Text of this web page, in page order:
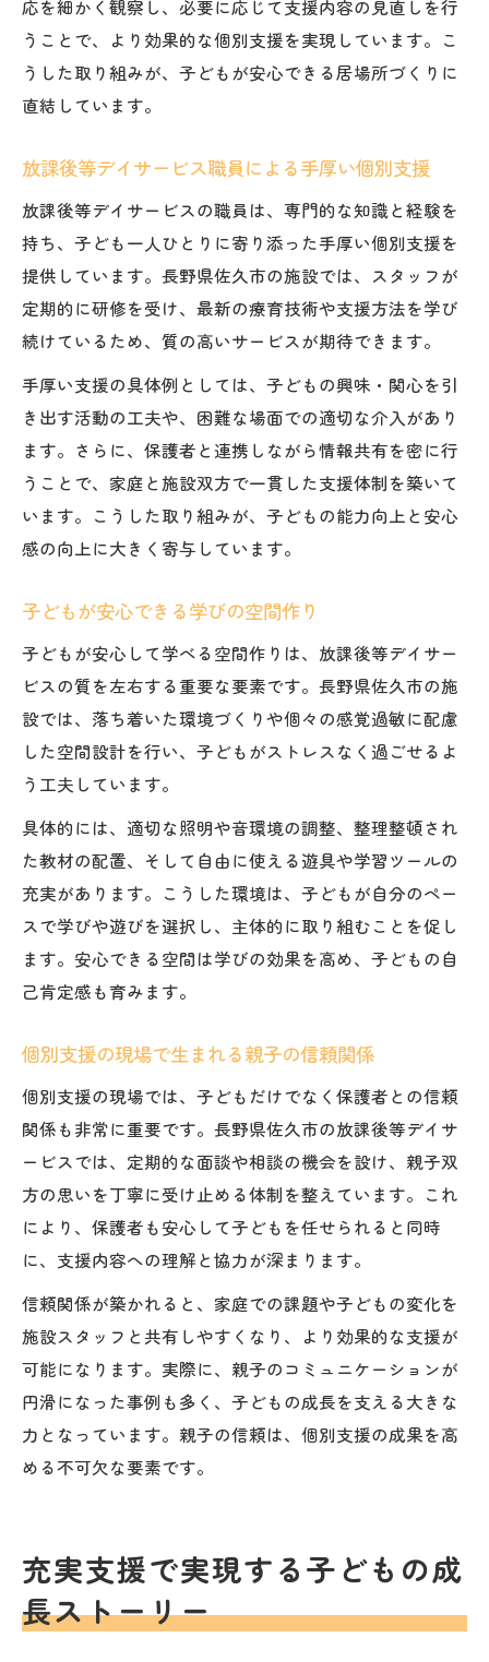
応を細かく観察し、必要に応じて支援内容の見直しを行
うことで、より効果的な個別支援を実現しています。こ
うした取り組みが、子どもが安心できる居場所づくりに
直結しています。
放課後等デイサービス職員による手厚い個別支援
放課後等デイサービスの職員は、専門的な知識と経験を
持ち、子ども一人ひとりに寄り添った手厚い個別支援を
提供しています。長野県佐久市の施設では、スタッフが
定期的に研修を受け、最新の療育技術や支援方法を学び
続けているため、質の高いサービスが期待できます。
手厚い支援の具体例としては、子どもの興味・関心を引
き出す活動の工夫や、困難な場面での適切な介入があり
ます。さらに、保護者と連携しながら情報共有を密に行
うことで、家庭と施設双方で一貫した支援体制を築いて
います。こうした取り組みが、子どもの能力向上と安心
感の向上に大きく寄与しています。
子どもが安心できる学びの空間作り
子どもが安心して学べる空間作りは、放課後等デイサー
ビスの質を左右する重要な要素です。長野県佐久市の施
設では、落ち着いた環境づくりや個々の感覚過敏に配慮
した空間設計を行い、子どもがストレスなく過ごせるよ
う工夫しています。
具体的には、適切な照明や音環境の調整、整理整頓され
た教材の配置、そして自由に使える遊具や学習ツールの
充実があります。こうした環境は、子どもが自分のペー
スで学びや遊びを選択し、主体的に取り組むことを促し
ます。安心できる空間は学びの効果を高め、子どもの自
己肯定感も育みます。
個別支援の現場で生まれる親子の信頼関係
個別支援の現場では、子どもだけでなく保護者との信頼
関係も非常に重要です。長野県佐久市の放課後等デイサ
ービスでは、定期的な面談や相談の機会を設け、親子双
方の思いを丁寧に受け止める体制を整えています。これ
により、保護者も安心して子どもを任せられると同時
に、支援内容への理解と協力が深まります。
信頼関係が築かれると、家庭での課題や子どもの変化を
施設スタッフと共有しやすくなり、より効果的な支援が
可能になります。実際に、親子のコミュニケーションが
円滑になった事例も多く、子どもの成長を支える大きな
力となっています。親子の信頼は、個別支援の成果を高
める不可欠な要素です。
充実支援で実現する子どもの成
長ストーリー